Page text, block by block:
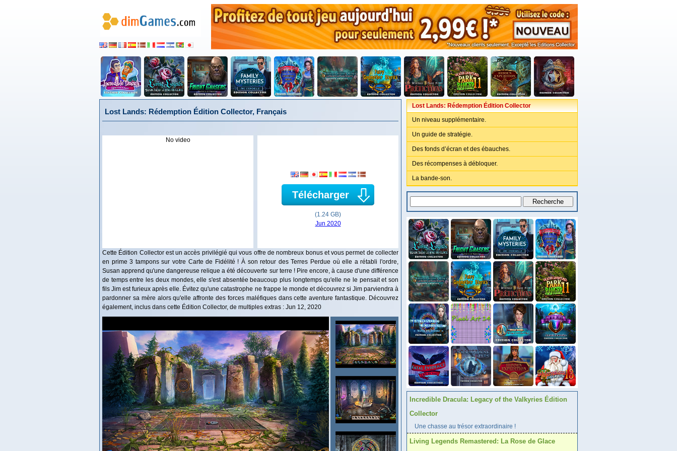
Lost Lands: Rédemption Édition Collector, Français
No video
Télécharger
(1.24 GB)
Jun 2020
Cette Édition Collector est un accès privilégié qui vous offre de nombreux bonus et vous permet de collecter
en prime 3 tampons sur votre Carte de Fidélité ! À son retour des Terres Perdue où elle a rétabli l'ordre,
Susan apprend qu'une dangereuse relique a été découverte sur terre ! Pire encore, à cause d'une différence
de temps entre les deux mondes, elle s'est absentée beaucoup plus longtemps qu'elle ne le pensait et son
fils Jim est furieux après elle. Évitez qu'une catastrophe ne frappe le monde et découvrez si Jim parviendra à
pardonner sa mère alors qu'elle affronte des forces maléfiques dans cette aventure fantastique. Découvrez
également, inclus dans cette Édition Collector, de multiples extras : Jun 12, 2020
Lost Lands: Rédemption Édition Collector
Un niveau supplémentaire.
Un guide de stratégie.
Des fonds d’écran et des ébauches.
Des récompenses à débloquer.
La bande-son.
Incredible Dracula: Legacy of the Valkyries Édition
Collector
Une chasse au trésor extraordinaire !
Living Legends Remastered: La Rose de Glace